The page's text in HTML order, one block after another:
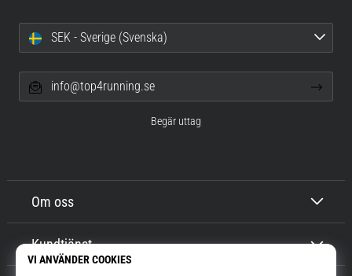
Om oss
Kundtjänst
SEK - Sverige (Svenska)
info@top4running.se
Begär uttag